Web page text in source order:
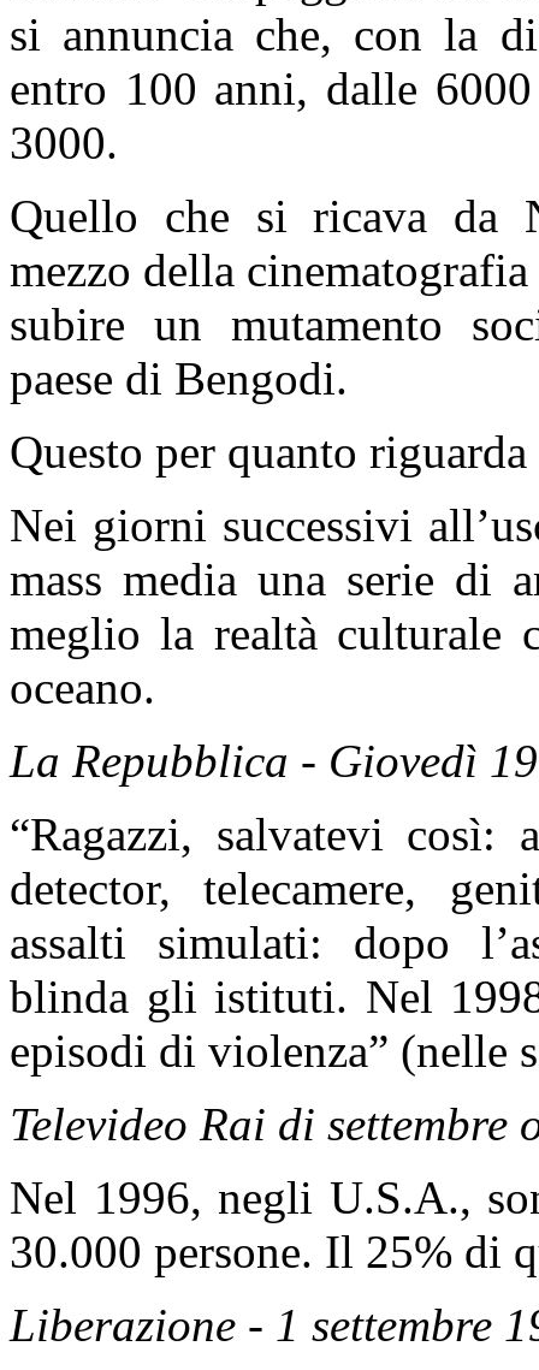
si annuncia che, con la
entro 100 anni, dalle
3000.
Quello che si ricava da
mezzo della
subire un mutamento
paese di Bengodi.
Questo per quanto
Nei giorni successivi
mass media una serie di
meglio la realtà culturale
oceano.
La Repubblica - Giovedì
“Ragazzi, salvatevi
detector, telecamere,
assalti simulati: dopo
blinda gli istituti. Nel
episodi di violenza” (nelle
Televideo Rai di settembre
Nel 1996, negli U.S.A.,
30.000 persone. Il 25% di
Liberazione - 1 settembre